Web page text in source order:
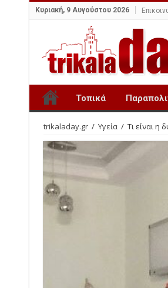
Κυριακή, 9 Αυγούστου 2026
Τοπικά
trikaladay.gr / Υγεία / Τι είναι η